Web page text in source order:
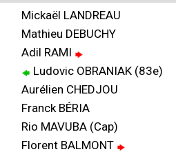
Mickaël LANDREAU
Mathieu DEBUCHY
Adil RAMI
Ludovic OBRANIAK (83e)
Aurélien CHEDJOU
Franck BÉRIA
Rio MAVUBA (Cap)
Florent BALMONT